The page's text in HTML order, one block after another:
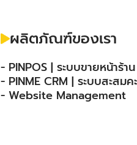
ผลิตภัณฑ์ของเรา
- PINPOS | ระบบขายหน้าร้าน
- PINME CRM | ระบบสะสมค
- Website Management